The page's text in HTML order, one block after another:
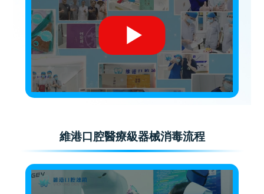
維港口腔醫療級器械消毒流程